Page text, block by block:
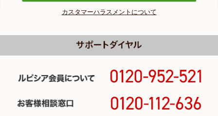
カスタマーハラスメントについて